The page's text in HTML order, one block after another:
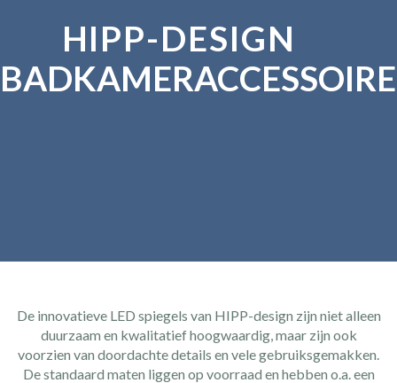
HIPP-DESIGN
De innovatieve LED spiegels van HIPP-design zijn niet alleen
duurzaam en kwalitatief hoogwaardig, maar zijn ook
voorzien van doordachte details en vele gebruiksgemakken.
De standaard maten liggen op voorraad en hebben o.a. een